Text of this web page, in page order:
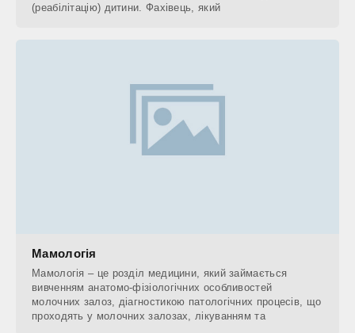
(реабілітацію) дитини. Фахівець, який
Мамологія
Мамологія – це розділ медицини, який займається
вивченням анатомо-фізіологічних особливостей
молочних залоз, діагностикою патологічних процесів, що
проходять у молочних залозах, лікуванням та